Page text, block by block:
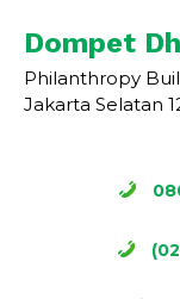
Dompet
Philanthropy
Jakarta Selatan